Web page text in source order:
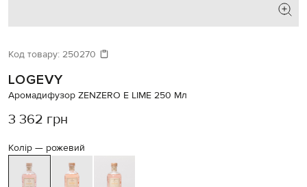
Код товару: 250270
LOGEVY
Аромадифузор ZENZERO E LIMЕ 250 Мл
3 362 грн
Колір — рожевий